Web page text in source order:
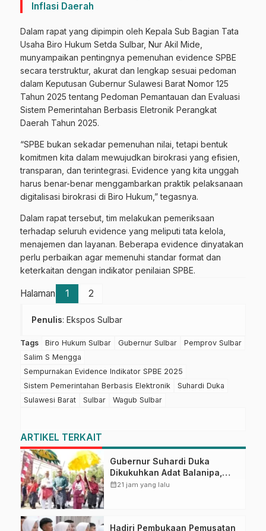
Inflasi Daerah
Dalam rapat yang dipimpin oleh Kepala Sub Bagian Tata
Usaha Biro Hukum Setda Sulbar, Nur Akil Mide,
munyampaikan pentingnya pemenuhan evidence SPBE
secara terstruktur, akurat dan lengkap sesuai pedoman
dalam Keputusan Gubernur Sulawesi Barat Nomor 125
Tahun 2025 tentang Pedoman Pemantauan dan Evaluasi
Sistem Pemerintahan Berbasis Eletronik Perangkat
Daerah Tahun 2025.
“SPBE bukan sekadar pemenuhan nilai, tetapi bentuk
komitmen kita dalam mewujudkan birokrasi yang efisien,
transparan, dan terintegrasi. Evidence yang kita unggah
harus benar-benar menggambarkan praktik pelaksanaan
digitalisasi birokrasi di Biro Hukum,” tegasnya.
Dalam rapat tersebut, tim melakukan pemeriksaan
terhadap seluruh evidence yang meliputi tata kelola,
menajemen dan layanan. Beberapa evidence dinyatakan
perlu perbaikan agar memenuhi standar format dan
keterkaitan dengan indikator penilaian SPBE.
Halaman 1 2
Penulis: Ekspos Sulbar
Tags Biro Hukum Sulbar Gubernur Sulbar
Pemprov Sulbar
Salim S Mengga
Sempurnakan Evidence Indikator SPBE 2025
Sistem Pemerintahan Berbasis Elektronik
Suhardi Duka
Sulawesi Barat
Sulbar Wagub Sulbar
ARTIKEL TERKAIT
Gubernur Suhardi Duka
Dikukuhkan Adat Balanipa,
Raih Gelar Sulo Tappidena
calendar_month21 jam yang lalu
Hadiri Pembukaan Pemusatan